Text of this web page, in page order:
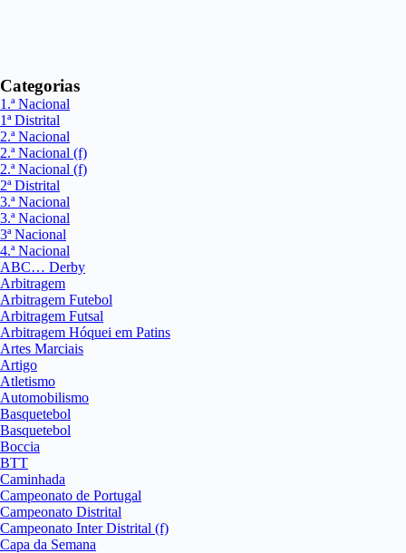
Categorias
1.ª Nacional
1ª Distrital
2.ª Nacional
2.ª Nacional (f)
2.ª Nacional (f)
2ª Distrital
3.ª Nacional
3.ª Nacional
3ª Nacional
4.ª Nacional
ABC… Derby
Arbitragem
Arbitragem Futebol
Arbitragem Futsal
Arbitragem Hóquei em Patins
Artes Marciais
Artigo
Atletismo
Automobilismo
Basquetebol
Basquetebol
Boccia
BTT
Caminhada
Campeonato de Portugal
Campeonato Distrital
Campeonato Inter Distrital (f)
Capa da Semana